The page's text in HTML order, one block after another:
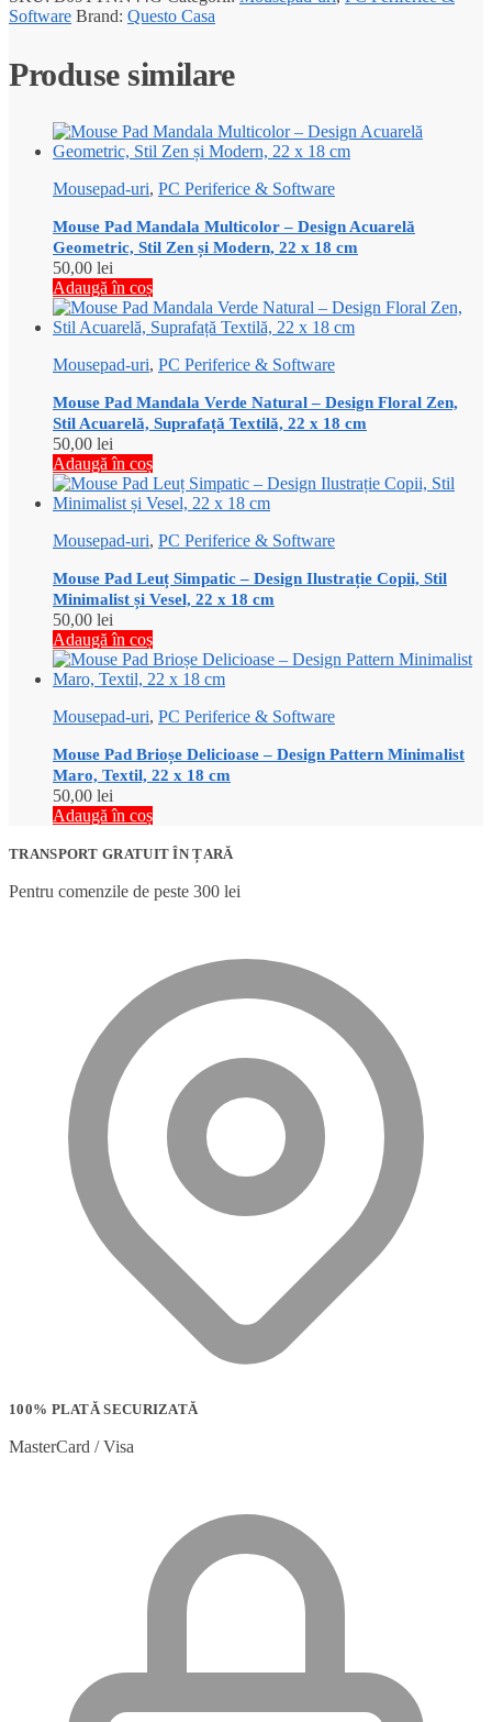
Software Brand: Questo Casa
Produse similare
Mousepad-uri, PC Periferice & Software
Mouse Pad Mandala Multicolor – Design Acuarelă
Geometric, Stil Zen și Modern, 22 x 18 cm
50,00 lei
Adaugă în coș
Mousepad-uri, PC Periferice & Software
Mouse Pad Mandala Verde Natural – Design Floral Zen,
Stil Acuarelă, Suprafață Textilă, 22 x 18 cm
50,00 lei
Adaugă în coș
Mousepad-uri, PC Periferice & Software
Mouse Pad Leuț Simpatic – Design Ilustrație Copii, Stil
Minimalist și Vesel, 22 x 18 cm
50,00 lei
Adaugă în coș
Mousepad-uri, PC Periferice & Software
Mouse Pad Brioșe Delicioase – Design Pattern Minimalist
Maro, Textil, 22 x 18 cm
50,00 lei
Adaugă în coș
TRANSPORT GRATUIT ÎN ȚARĂ
Pentru comenzile de peste 300 lei
100% PLATĂ SECURIZATĂ
MasterCard / Visa